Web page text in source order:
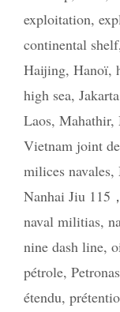
exploitation,
continental shelf
Haijing, Hanoï,
high sea, Jakarta
Laos, Mahathir,
Vietnam joint
milices navales,
Nanhai Jiu 115
naval militias,
nine dash line,
pétrole, Petronas
étendu,